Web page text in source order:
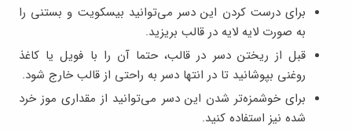
برای درست کردن این دسر می‌توانید بیسکویت و بستنی را
به صورت لایه لایه در قالب بریزید.
قبل از ریختن دسر در قالب، حتما آن را با فویل یا کاغذ
روغنی بپوشانید تا در انتها دسر به راحتی از قالب خارج شود.
برای خوشمزه‌تر شدن این دسر می‌توانید از مقداری موز خرد
شده نیز استفاده کنید.